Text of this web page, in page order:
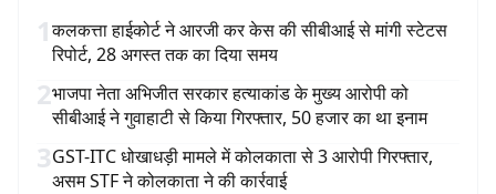
1कलकत्ता हाईकोर्ट ने आरजी कर केस की सीबीआई से मांगी स्टेटस
रिपोर्ट, 28 अगस्त तक का दिया समय
2भाजपा नेता अभिजीत सरकार हत्याकांड के मुख्य आरोपी को
सीबीआई ने गुवाहाटी से किया गिरफ्तार, 50 हजार का था इनाम
3GST-ITC धोखाधड़ी मामले में कोलकाता से 3 आरोपी गिरफ्तार,
असम STF ने कोलकाता ने की कार्रवाई